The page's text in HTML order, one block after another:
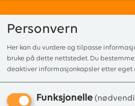
Forside/ Produkter/Tilbehør /
Personvern
Her kan du vurdere og tilpasse
bruke på dette nettstedet. Du
deaktiver informasjonkapsler etter eget
Funksjonelle